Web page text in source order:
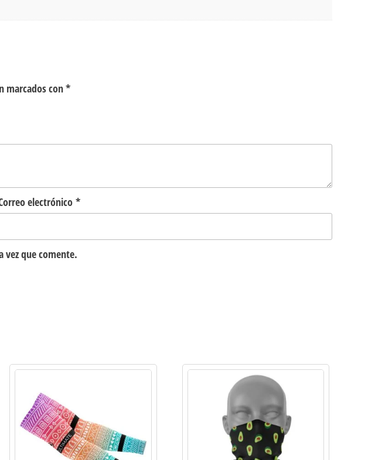
marcados con*
electrónico *
vez que comente.